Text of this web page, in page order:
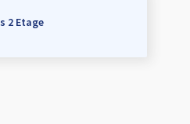
2 Etage